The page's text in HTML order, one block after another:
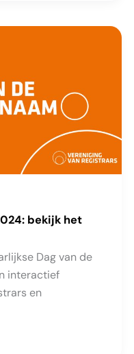
bekijk het
Dag van de
interactief
en